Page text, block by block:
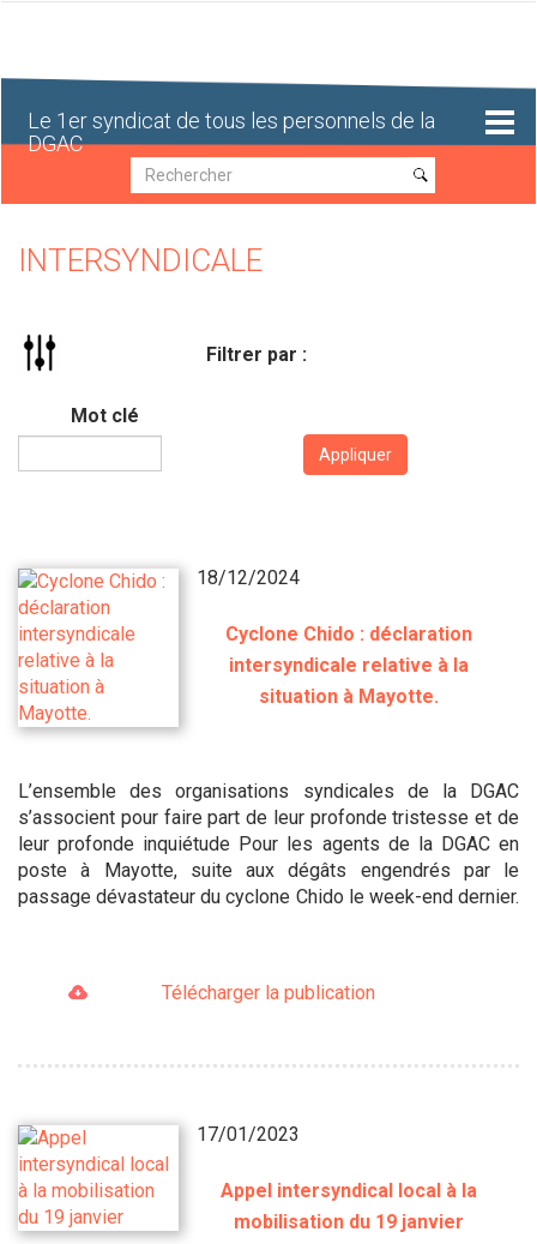
Le 1er syndicat de tous les personnels de la
DGAC
Recherche
Recherche
INTERSYNDICALE
Filtrer par :
Mot clé
Appliquer
18/12/2024
Cyclone Chido : déclaration
intersyndicale relative à la
situation à Mayotte.
L’ensemble des organisations syndicales de la DGAC
s’associent pour faire part de leur profonde tristesse et de
leur profonde inquiétude Pour les agents de la DGAC en
poste à Mayotte, suite aux dégâts engendrés par le
passage dévastateur du cyclone Chido le week-end dernier.
Télécharger la publication
17/01/2023
Appel intersyndical local à la
mobilisation du 19 janvier